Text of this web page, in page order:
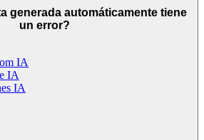
IA
IA
IA
generada automáticamente tiene
un error?